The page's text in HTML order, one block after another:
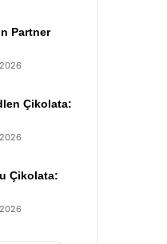
Partner
Çikolata:
Çikolata: